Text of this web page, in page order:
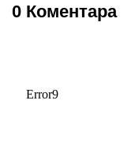
0 Коментара